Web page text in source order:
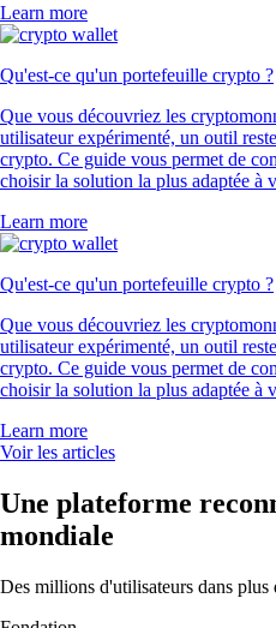
Learn more
Qu'est-ce qu'un portefeuille crypto ?
Que vous découvriez les
utilisateur expérimenté, un outil
crypto. Ce guide vous permet de
choisir la solution la plus adaptée à
Learn more
Qu'est-ce qu'un portefeuille crypto ?
Que vous découvriez les
utilisateur expérimenté, un outil
crypto. Ce guide vous permet de
choisir la solution la plus adaptée à
Learn more
Voir les articles
Une plateforme
mondiale
Des millions d'utilisateurs dans plus